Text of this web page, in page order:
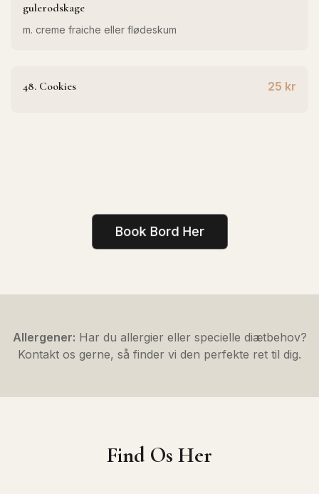
gulerodskage
m. creme fraiche eller flødeskum
48. Cookies 25 kr
Book Bord Her
Allergener: Har du allergier eller specielle diætbehov?
Kontakt os gerne, så finder vi den perfekte ret til dig.
Find Os Her